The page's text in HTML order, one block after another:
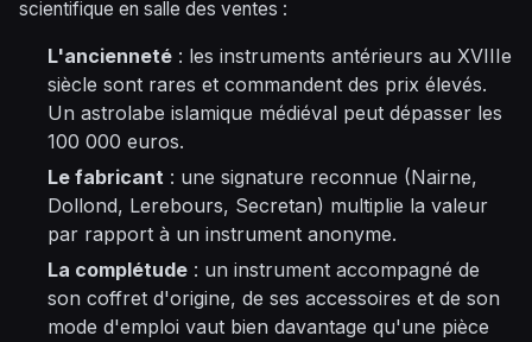
scientifique en salle des ventes :
L'ancienneté : les instruments antérieurs au XVIIIe
siècle sont rares et commandent des prix élevés.
Un astrolabe islamique médiéval peut dépasser les
100 000 euros.
Le fabricant : une signature reconnue (Nairne,
Dollond, Lerebours, Secretan) multiplie la valeur
par rapport à un instrument anonyme.
La complétude : un instrument accompagné de
son coffret d'origine, de ses accessoires et de son
mode d'emploi vaut bien davantage qu'une pièce